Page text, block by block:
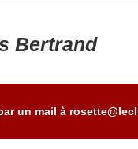
Bertrand
un mail à